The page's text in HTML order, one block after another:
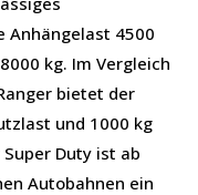
Anhängelast 4500
kg. Im Vergleich
bietet der
und 1000 kg
Duty ist ab
Autobahnen ein